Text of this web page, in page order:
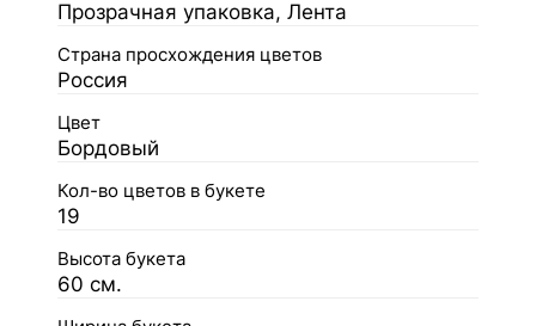
Прозрачная упаковка, Лента
Страна просхождения цветов
Россия
Цвет
Бордовый
Кол-во цветов в букете
19
Высота букета
60 см.